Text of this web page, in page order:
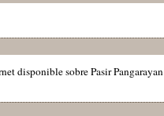
disponible sobre Pasir Pangarayan